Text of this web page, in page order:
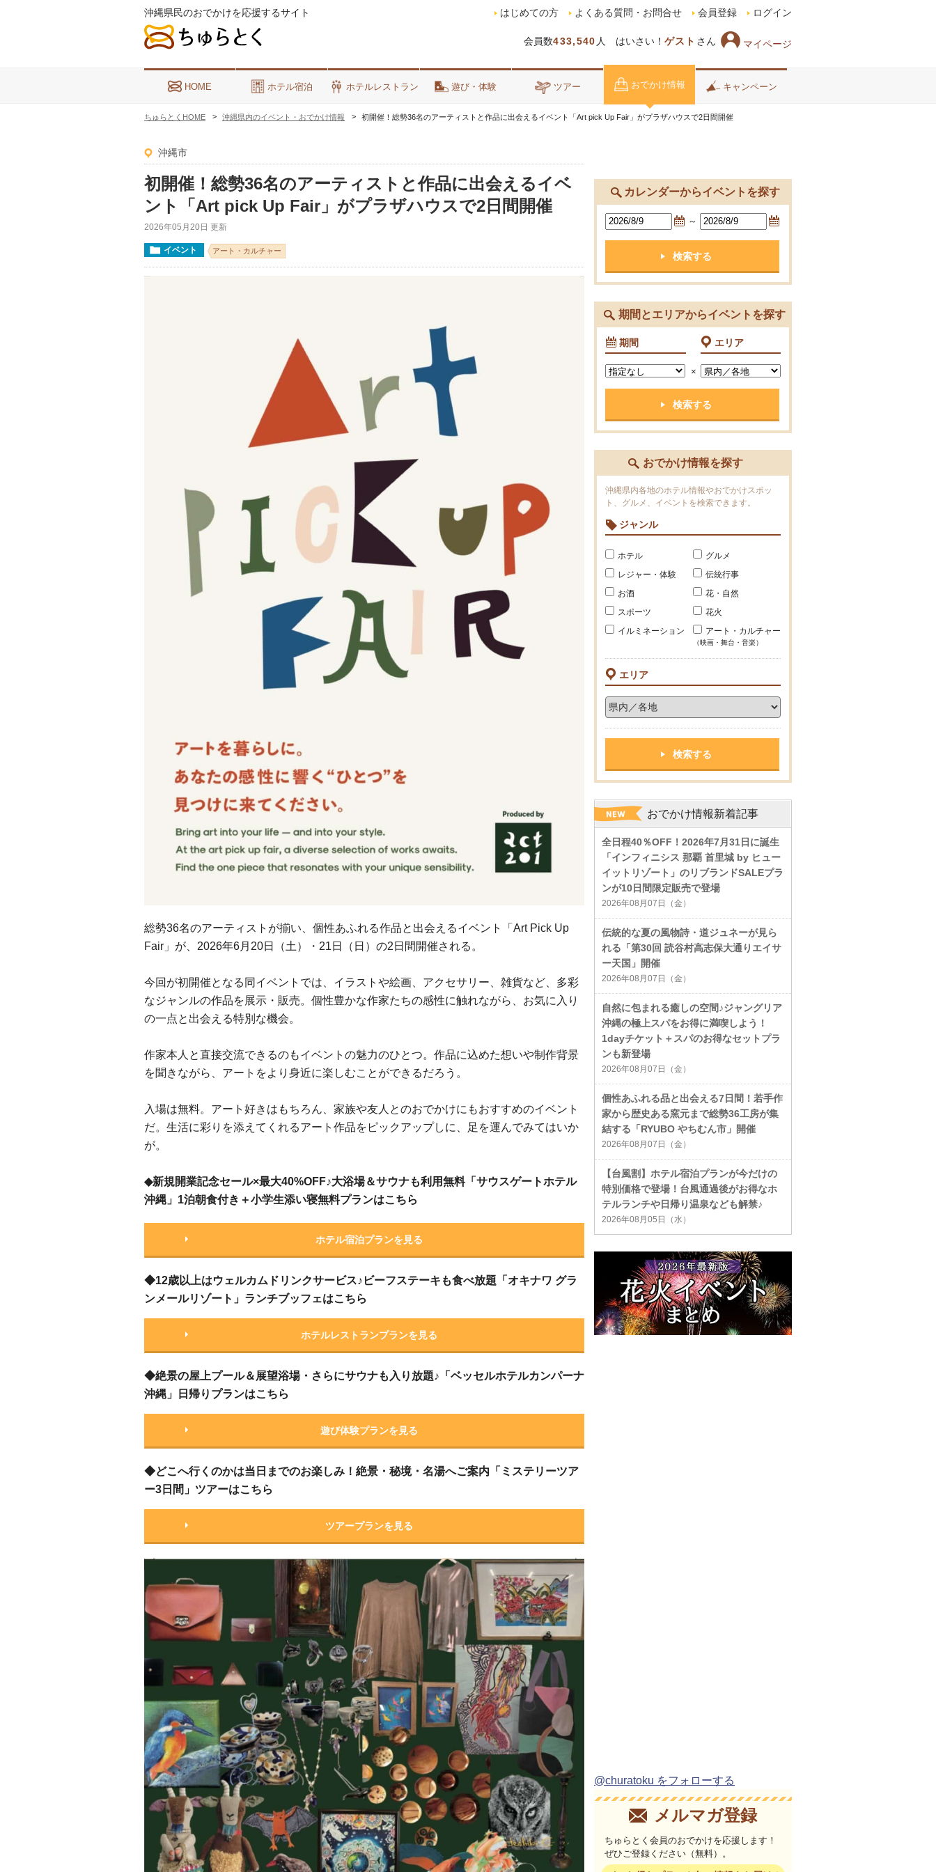
沖縄県民のおでかけを応援するサイト
会員数433,540 人 はいさい！ ゲスト さん マイページ
はじめての方 よくある質問・お問合せ 会員登録 ログイン
HOME ホテル宿泊 ホテルレストラン 遊び・体験 ツアー おでかけ情報 キャンペーン
ちゅらとくHOME 沖縄県内のイベント・おでかけ情報 初開催！総勢36名のアーティストと作品に出会えるイベント「Art pick Up Fair」がプラザハウスで2日間開催
カレンダーからイベントを探す
～
期間とエリアからイベントを探す
期間
×
エリア
おでかけ情報を探す
沖縄県内各地のホテル情報やおでかけスポッ
ト、グルメ、イベントを検索できます。
ジャンル
ホテル
グルメ
レジャー・体験
伝統行事
お酒
花・自然
スポーツ
花火
イルミネーション
アート・カルチャー
（映画・舞台・音楽）
エリア
おでかけ情報新着記事
全日程40％OFF！2026年7月31日に誕生
「インフィニシス 那覇 首里城 by ヒュー
イットリゾート」のリブランドSALEプラ
ンが10日間限定販売で登場
2026年08月07日（金）
伝統的な夏の風物詩・道ジュネーが見ら
れる「第30回 読谷村高志保大通りエイサ
ー天国」開催
2026年08月07日（金）
自然に包まれる癒しの空間♪ジャングリア
沖縄の極上スパをお得に満喫しよう！
1dayチケット＋スパのお得なセットプラ
ンも新登場
2026年08月07日（金）
個性あふれる品と出会える7日間！若手作
家から歴史ある窯元まで総勢36工房が集
結する「RYUBO やちむん市」開催
2026年08月07日（金）
【台風割】ホテル宿泊プランが今だけの
特別価格で登場！台風通過後がお得なホ
テルランチや日帰り温泉なども解禁♪
2026年08月05日（水）
@churatoku をフォローする
メルマガ登録
ちゅらとく会員のおでかけを応援します！
ぜひご登録ください（無料）。
沖縄市
初開催！総勢36名のアーティストと作品に出会えるイベ
ント「Art pick Up Fair」がプラザハウスで2日間開催
2026年05月20日 更新
イベント アート・カルチャー
総勢36名のアーティストが揃い、個性あふれる作品と出会えるイベント「Art Pick Up
Fair」が、2026年6月20日（土）・21日（日）の2日間開催される。
今回が初開催となる同イベントでは、イラストや絵画、アクセサリー、雑貨など、多彩
なジャンルの作品を展示・販売。個性豊かな作家たちの感性に触れながら、お気に入り
の一点と出会える特別な機会。
作家本人と直接交流できるのもイベントの魅力のひとつ。作品に込めた想いや制作背景
を聞きながら、アートをより身近に楽しむことができるだろう。
入場は無料。アート好きはもちろん、家族や友人とのおでかけにもおすすめのイベント
だ。生活に彩りを添えてくれるアート作品をピックアップしに、足を運んでみてはいか
が。
◆新規開業記念セール×最大40%OFF♪大浴場＆サウナも利用無料「サウスゲートホテル
沖縄」1泊朝食付き＋小学生添い寝無料プランはこちら
ホテル宿泊プランを見る
◆12歳以上はウェルカムドリンクサービス♪ビーフステーキも食べ放題「オキナワ グラ
ンメールリゾート」ランチブッフェはこちら
ホテルレストランプランを見る
◆絶景の屋上プール＆展望浴場・さらにサウナも入り放題♪「ベッセルホテルカンパーナ
沖縄」日帰りプランはこちら
遊び体験プランを見る
◆どこへ行くのかは当日までのお楽しみ！絶景・秘境・名湯へご案内「ミステリーツア
ー3日間」ツアーはこちら
ツアープランを見る